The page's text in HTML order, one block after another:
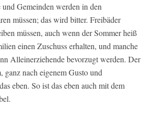
Gemeinden werden in den
müssen; das wird bitter. Freibäder
müssen, auch wenn der Sommer heiß
einen Zuschuss erhalten, und manche
Alleinerziehende bevorzugt werden. Der
ganz nach eigenem Gusto und
eben. So ist das eben auch mit dem